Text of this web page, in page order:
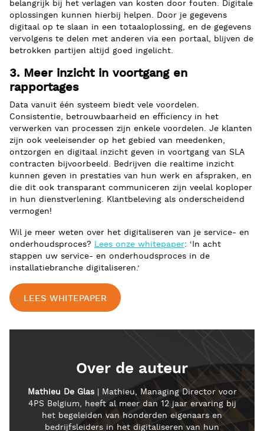
belangrijk bij het verlagen van kosten door fouten. Digitale
oplossingen kunnen hierbij helpen. Door je gegevens
digitaal op te slaan in een totaaloplossing, en de gegevens
vervolgens te delen met anderen via een portaal, blijven de
betrokken partijen altijd goed ingelicht.
3. Meer inzicht in voortgang en
rapportages
Data vanuit één systeem biedt vele voordelen.
Consistentie, betrouwbaarheid en efficiency in het
verwerken van processen zijn enkele voordelen. Je klanten
zijn ook veeleisender op het gebied van meedenken,
ontzorgen en digitaal inzicht geven in voortgang van SLA
contracten bijvoorbeeld. Bedrijven die realtime inzicht
kunnen geven in prestaties van hun werk en afspraken, en
die dit ook transparant communiceren zijn veelal koploper
in hun dienstverlening. Klantbeleving als onderscheidend
vermogen!
Wil je meer weten over het digitaliseren van je service- en
onderhoudsproces? Lees onze whitepaper: ‘In acht
stappen uw service- en onderhoudsproces in de
installatiebranche digitaliseren.’
LEES WHITEPAPER
Over de auteur
Mathieu De Glas| Mathieu, Managing Director voor
4PS Belgium, heeft al meer dan 12 jaar ervaring bij
het begeleiden van honderden eigenaars en
bedrijfsleiders in het digitaliseren van hun